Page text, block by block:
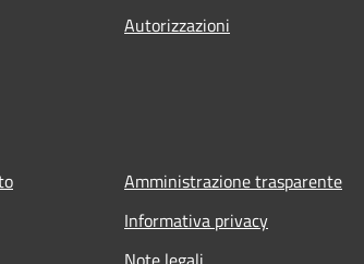
Autorizzazioni
Amministrazione trasparente
Informativa privacy